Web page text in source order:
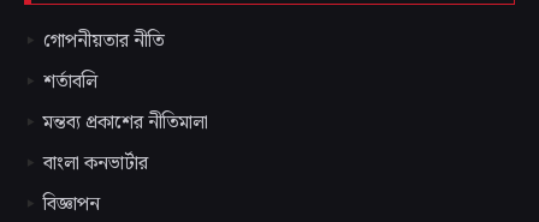
গোপনীয়তার নীতি
শর্তাবলি
মন্তব্য প্রকাশের নীতিমালা
বাংলা কনভার্টার
বিজ্ঞাপন